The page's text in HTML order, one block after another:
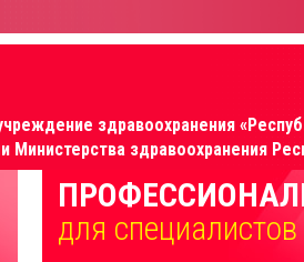
здравоохранения
здравоохранения
для специалиcтов